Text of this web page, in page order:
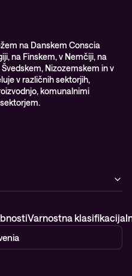
na Danskem Conscia
na Finskem, v Nemčiji, na
Nizozemskem in v
v različnih sektorjih,
komunalnimi
Varnostna klasifikacija